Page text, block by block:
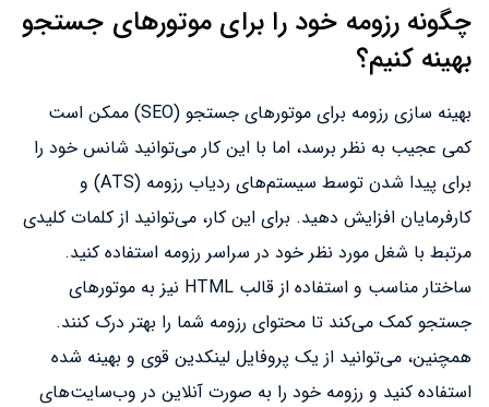
چگونه رزومه خود را برای موتورهای جستجو
بهینه کنیم؟
بهینه سازی رزومه برای موتورهای جستجو (SEO) ممکن است
کمی عجیب به نظر برسد، اما با این کار می‌توانید شانس خود را
برای پیدا شدن توسط سیستم‌های ردیاب رزومه (ATS) و
کارفرمایان افزایش دهید. برای این کار، می‌توانید از کلمات کلیدی
مرتبط با شغل مورد نظر خود در سراسر رزومه استفاده کنید.
ساختار مناسب و استفاده از قالب HTML نیز به موتورهای
جستجو کمک می‌کند تا محتوای رزومه شما را بهتر درک کنند.
همچنین، می‌توانید از یک پروفایل لینکدین قوی و بهینه شده
استفاده کنید و رزومه خود را به صورت آنلاین در وب‌سایت‌های